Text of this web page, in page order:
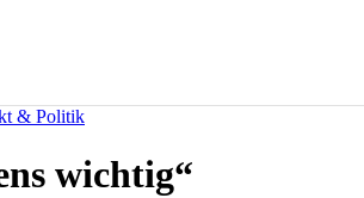
& Politik
wichtig“